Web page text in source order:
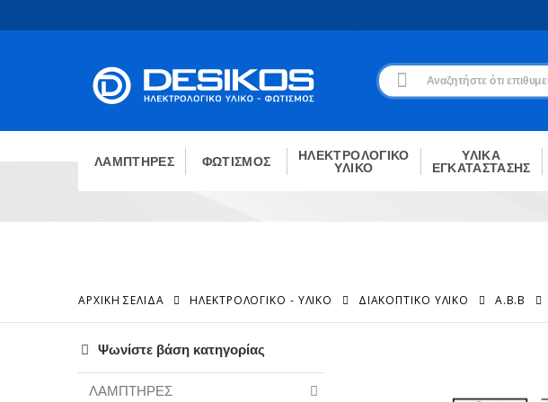
ΛΑΜΠΤΗΡΕΣ ΦΩΤΙΣΜΟΣ
ΗΛΕΚΤΡΟΛΟΓΙΚΟ
ΥΛΙΚΟ
ΥΛΙΚΑ
ΕΓΚΑΤΑΣΤΑΣΗΣ
ΑΡΧΙΚΉ ΣΕΛΊΔΑ ΗΛΕΚΤΡΟΛΟΓΙΚΟ - ΥΛΙΚΟ ΔΙΑΚΟΠΤΙΚΌ ΥΛΙΚΌ A.B.B
Ψωνίστε βάση κατηγορίας
ΛΑΜΠΤΗΡΕΣ